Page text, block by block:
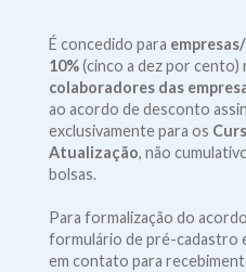
É concedido para
10%(cinco a dez por cento)
colaboradores das
ao acordo de desconto
exclusivamente para os
Atualização, não
bolsas.
Para formalização do
formulário de pré-cadastro
em contato para